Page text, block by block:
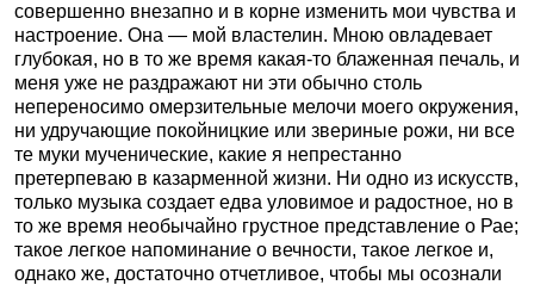
совершенно внезапно и в корне изменить мои чувства и
настроение. Она — мой властелин. Мною овладевает
глубокая, но в то же время какая-то блаженная печаль, и
меня уже не раздражают ни эти обычно столь
непереносимо омерзительные мелочи моего окружения,
ни удручающие покойницкие или звериные рожи, ни все
те муки мученические, какие я непрестанно
претерпеваю в казарменной жизни. Ни одно из искусств,
только музыка создает едва уловимое и радостное, но в
то же время необычайно грустное представление о Рае;
такое легкое напоминание о вечности, такое легкое и,
однако же, достаточно отчетливое, чтобы мы осознали